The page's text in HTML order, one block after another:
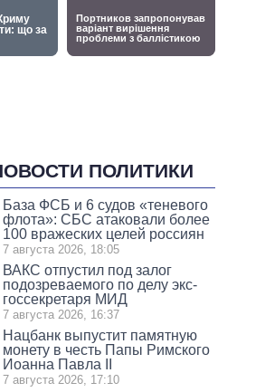
ПОЛИТИКИ
База ФСБ и 6 судов «теневого
флота»: СБС атаковали более
100 вражеских целей россиян
7 августа 2026, 18:05
ВАКС отпустил под залог
подозреваемого по делу экс-
госсекретаря МИД
7 августа 2026, 16:37
Нацбанк выпустит памятную
монету в честь Папы Римского
Иоанна Павла II
7 августа 2026, 17:10